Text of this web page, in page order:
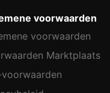
voorwaarden
voorwaarden
Marktplaats
voorwaarden